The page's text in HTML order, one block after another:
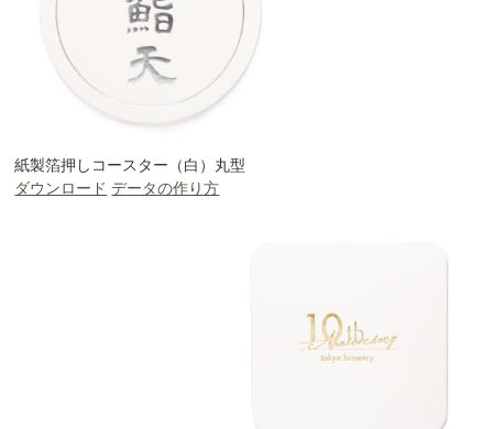
紙製箔押しコースター（白）丸型
ダウンロード データの作り方